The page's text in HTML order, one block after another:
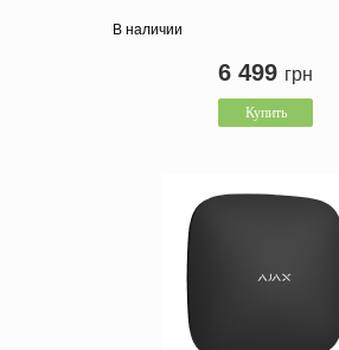
В наличии
6 499 грн
Купить